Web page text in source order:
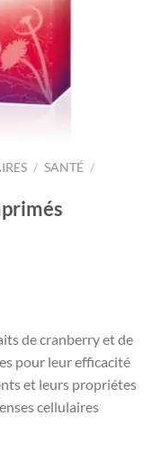
/ SANTÉ /
de cranberry et de
pour leur efficacité
et leurs propriétes
cellulaires